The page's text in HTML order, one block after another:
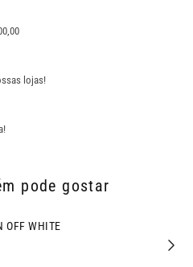
lojas!
pode gostar
OFF WHITE